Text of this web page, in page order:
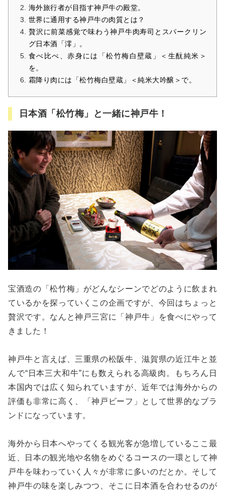
海外旅行者が目指す神戸牛の殿堂。
世界に通用する神戸牛の肉質とは？
贅沢に前菜感覚で味わう神戸牛肉寿司とスパークリン
グ日本酒「澪」。
食べ比べ、赤身には「松竹梅白壁蔵」＜生酛純米＞
を。
霜降り肉には「松竹梅白壁蔵」＜純米大吟醸＞で。
日本酒「松竹梅」と一緒に神戸牛！
宝酒造の「松竹梅」がどんなシーンでどのように飲まれ
ているかを探っていくこの企画ですが、今回はちょっと
贅沢です。なんと神戸三宮に「神戸牛」を食べにやって
きました！
神戸牛と言えば、三重県の松阪牛、滋賀県の近江牛と並
んで“日本三大和牛”にも数えられる高級肉。もちろん日
本国内では広く知られていますが、近年では海外からの
評価も非常に高く、「神戸ビーフ」として世界的なブラ
ンドになっています。
海外から日本へやってくる観光客が急増しているここ最
近、日本の観光地や名物をめぐるコースの一環として神
戸牛を味わっていく人々が非常に多いのだとか。そして
神戸牛の味を楽しみつつ、そこに日本酒を合わせるのが